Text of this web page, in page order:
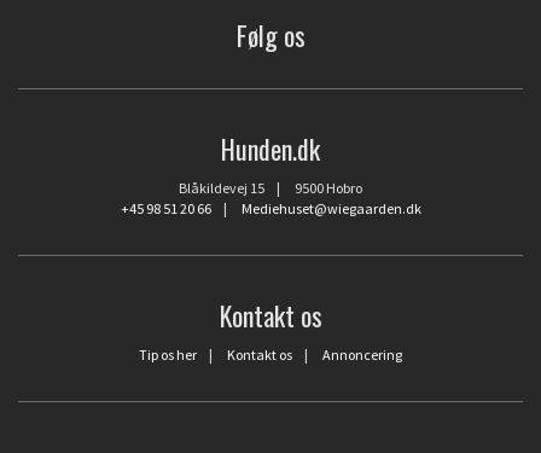
Følg os
Hunden.dk
Blåkildevej 15 | 9500 Hobro
+45 98 51 20 66| Mediehuset@wiegaarden.dk
Kontakt os
Tip os her | Kontakt os | Annoncering